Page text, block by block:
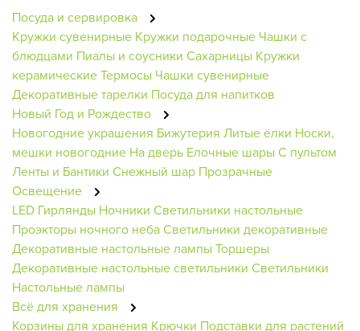
Посуда и сервировка
Кружки сувенирные Кружки подарочные Чашки с
блюдцами Пиалы и соусники Сахарницы Кружки
керамическиеТермосы Чашки сувенирные
Декоративные тарелки Посуда для напитков
Новый Год и Рождество
Новогодние украшения Бижутерия Литые ёлки Носки,
мешки новогодние На дверь Елочные шарыС пультом
Ленты и Бантики Снежный шар Прозрачные
Освещение
LED Гирлянды Ночники Светильники настольные
Проэкторы ночного небаСветильники декоративные
Декоративные настольные лампыТоршеры
Декоративные настольные светильники Светильники
Настольные лампы
Всё для хранения
Корзины для хранения Крючки Подставки для растений